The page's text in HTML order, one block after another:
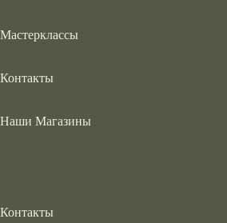
Мастерклассы
Контакты
Наши Магазины
Контакты